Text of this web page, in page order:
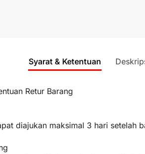
Syarat & Ketentuan
Retur Barang
diajukan maksimal 3 hari setelah